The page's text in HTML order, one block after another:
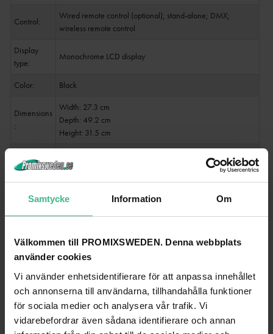
Samtycke Information Om
Välkommen till PROMIXSWEDEN. Denna webbplats
använder cookies
Vi använder enhetsidentifierare för att anpassa innehållet
och annonserna till användarna, tillhandahålla funktioner
för sociala medier och analysera vår trafik. Vi
vidarebefordrar även sådana identifierare och annan
Control:
Wired remote control (optional); stand-alone; DMX;
wireless remote control
Display
type:
Monochrome LCD display
Color: Black
Dimensions
:
Width: 27.3 cm
Depth: 49.2 cm
Height: 31.5 cm
Battery:
1 x 12 V LR27 alkaline manganese built-in